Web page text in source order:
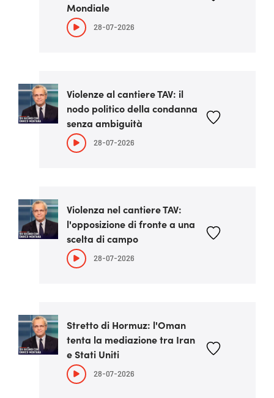
Mondiale
28-07-2026
Violenze al cantiere TAV: il
nodo politico della condanna
senza ambiguità
28-07-2026
Violenza nel cantiere TAV:
l'opposizione di fronte a una
scelta di campo
28-07-2026
Stretto di Hormuz: l'Oman
tenta la mediazione tra Iran
e Stati Uniti
28-07-2026